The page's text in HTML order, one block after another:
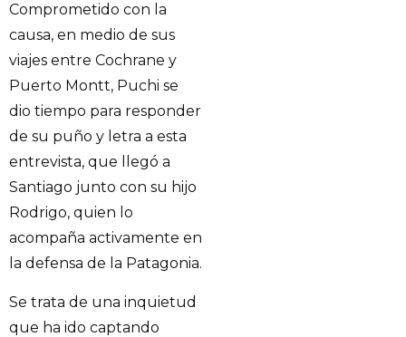
Comprometido con la
causa, en medio de sus
viajes entre Cochrane y
Puerto Montt, Puchi se
dio tiempo para responder
de su puño y letra a esta
entrevista, que llegó a
Santiago junto con su hijo
Rodrigo, quien lo
acompaña activamente en
la defensa de la Patagonia.
Se trata de una inquietud
que ha ido captando